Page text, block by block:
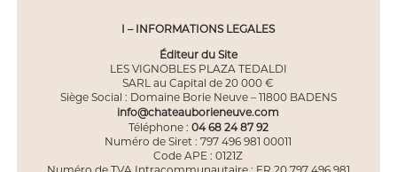
I – INFORMATIONS LEGALES
Éditeur du Site
LES VIGNOBLES PLAZA TEDALDI
SARL au Capital de 20 000 €
Siège Social : Domaine Borie Neuve – 11800 BADENS
info@chateauborieneuve.com
Téléphone : 04 68 24 87 92
Numéro de Siret : 797 496 981 00011
Code APE : 0121Z